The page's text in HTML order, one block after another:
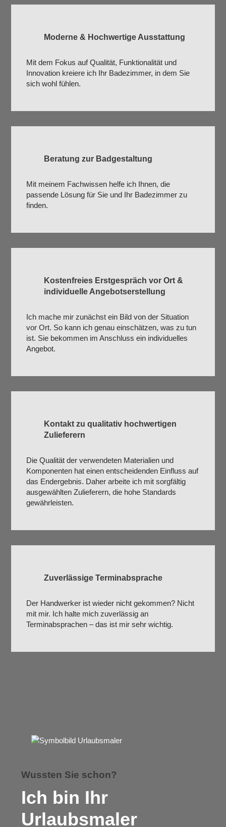
Moderne & Hochwertige Ausstattung
Mit dem Fokus auf Qualität, Funktionalität und
Innovation kreiere ich Ihr Badezimmer, in dem Sie
sich wohl fühlen.
Beratung zur Badgestaltung
Mit meinem Fachwissen helfe ich Ihnen, die
passende Lösung für Sie und Ihr Badezimmer zu
finden.
Kostenfreies Erstgespräch vor Ort &
individuelle Angebotserstellung
Ich mache mir zunächst ein Bild von der Situation
vor Ort. So kann ich genau einschätzen, was zu tun
ist. Sie bekommen im Anschluss ein individuelles
Angebot.
Kontakt zu qualitativ hochwertigen
Zulieferern
Die Qualität der verwendeten Materialien und
Komponenten hat einen entscheidenden Einfluss auf
das Endergebnis. Daher arbeite ich mit sorgfältig
ausgewählten Zulieferern, die hohe Standards
gewährleisten.
Zuverlässige Terminabsprache
Der Handwerker ist wieder nicht gekommen? Nicht
mit mir. Ich halte mich zuverlässig an
Terminabsprachen – das ist mir sehr wichtig.
Wussten Sie schon?
Ich bin Ihr
Urlaubsmaler